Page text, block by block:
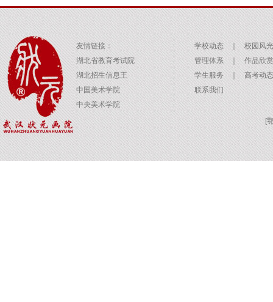
友情链接：
湖北省教育考试院
湖北招生信息王
中国美术学院
中央美术学院
学校动态 ｜
校园风光
管理体系
｜ 作品欣赏
学生服务
｜ 高考动态
联系我们
[